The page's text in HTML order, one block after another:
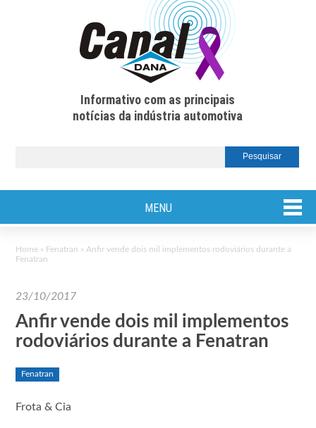
Informativo com as principais
notícias da indústria automotiva
MENU
Home » Fenatran » Anfir vende dois mil implementos rodoviários durante a
Fenatran
23/10/2017
Anfir vende dois mil implementos
rodoviários durante a Fenatran
Fenatran
Frota & Cia